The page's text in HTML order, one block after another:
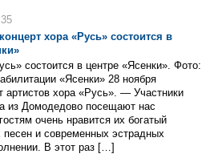
хора «Русь» состоится в
состоится в центре «Ясенки». Фото:
«Ясенки» 28 ноября
артистов хора «Русь». — Участники
из Домодедово посещают нас
очень нравится их богатый
песен и современных эстрадных
В этот раз […]